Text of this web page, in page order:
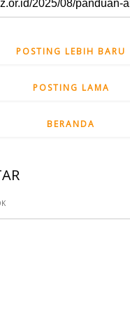
POSTING LEBIH BARU
POSTING LAMA
BERANDA